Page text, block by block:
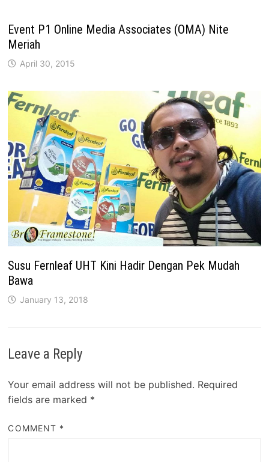
Event P1 Online Media Associates (OMA) Nite
Meriah
April 30, 2015
Susu Fernleaf UHT Kini Hadir Dengan Pek Mudah
Bawa
January 13, 2018
Leave a Reply
Your email address will not be published. Required
fields are marked *
COMMENT *